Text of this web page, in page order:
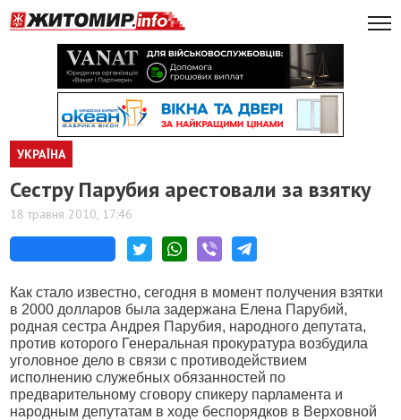
УКРАЇНА
Сестру Парубия арестовали за взятку
18 травня 2010, 17:46
Как стало известно, сегодня в момент получения взятки
в 2000 долларов была задержана Елена Парубий,
родная сестра Андрея Парубия, народного депутата,
против которого Генеральная прокуратура возбудила
уголовное дело в связи с противодействием
исполнению служебных обязанностей по
предварительному сговору спикеру парламента и
народным депутатам в ходе беспорядков в Верховной